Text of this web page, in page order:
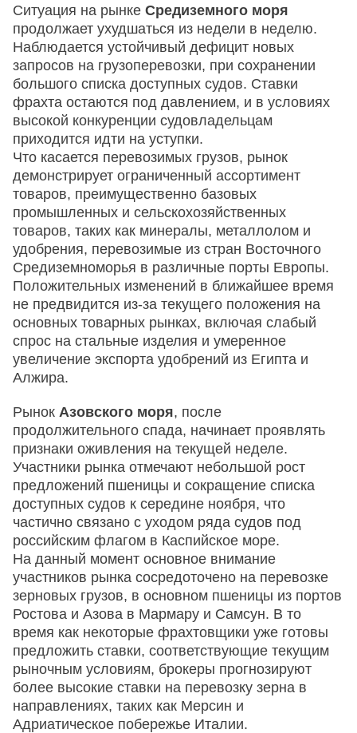
Ситуация на рынке Средиземного моря
продолжает ухудшаться из недели в неделю.
Наблюдается устойчивый дефицит новых
запросов на грузоперевозки, при сохранении
большого списка доступных судов. Ставки
фрахта остаются под давлением, и в условиях
высокой конкуренции судовладельцам
приходится идти на уступки.
Что касается перевозимых грузов, рынок
демонстрирует ограниченный ассортимент
товаров, преимущественно базовых
промышленных и сельскохозяйственных
товаров, таких как минералы, металлолом и
удобрения, перевозимые из стран Восточного
Средиземноморья в различные порты Европы.
Положительных изменений в ближайшее время
не предвидится из-за текущего положения на
основных товарных рынках, включая слабый
спрос на стальные изделия и умеренное
увеличение экспорта удобрений из Египта и
Алжира.
Рынок Азовского моря, после
продолжительного спада, начинает проявлять
признаки оживления на текущей неделе.
Участники рынка отмечают небольшой рост
предложений пшеницы и сокращение списка
доступных судов к середине ноября, что
частично связано с уходом ряда судов под
российским флагом в Каспийское море.
На данный момент основное внимание
участников рынка сосредоточено на перевозке
зерновых грузов, в основном пшеницы из портов
Ростова и Азова в Мармару и Самсун. В то
время как некоторые фрахтовщики уже готовы
предложить ставки, соответствующие текущим
рыночным условиям, брокеры прогнозируют
более высокие ставки на перевозку зерна в
направлениях, таких как Мерсин и
Адриатическое побережье Италии.